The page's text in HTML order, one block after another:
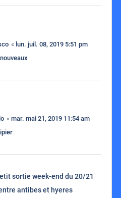
« lun. juil. 08, 2019 5:51 pm
« mar. mai 21, 2019 11:54 am
sortie week-end du 20/21
antibes et hyeres